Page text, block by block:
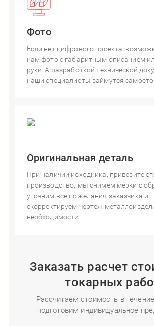
Фото
Если нет цифрового проекта,
нам фото с габаритным описанием
руки. А разработкой технической
наши специалисты займутся
Оригинальная деталь
При наличии исходника, привезите
производство, мы снимем мерки с
уточним все пожелания заказчика и
скорректируем чертеж
необходимости.
Заказать расчет
токарных
Рассчитаем стоимость в
подготовим индивидуальное